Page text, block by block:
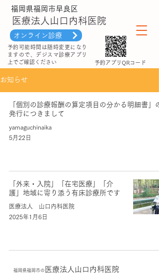
オンライン診療
​予約アプリQRコード
予約可能時間は随時変更になり
ますので、デジスマ診療アプリ
上でご確認ください
福岡県福岡市早良区
医療法人山口内科医院
お知らせ
「個別の診療報酬の算定項目の分かる明細書」の
発行につきまして
yamaguchinaika
5月22日
「外来・入院」「在宅医療」「介
護」地域に寄り添う有床診療所です
医療法人 山口内科医院
2025年1月6日
福岡県福岡市の 医療法人山口内科医院